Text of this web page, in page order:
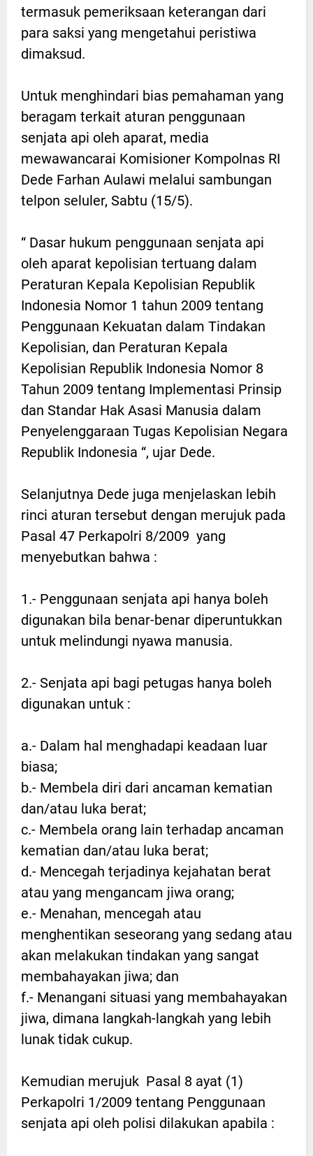
termasuk pemeriksaan keterangan dari
para saksi yang mengetahui peristiwa
dimaksud.
Untuk menghindari bias pemahaman yang
beragam terkait aturan penggunaan
senjata api oleh aparat, media
mewawancarai Komisioner Kompolnas RI
Dede Farhan Aulawi melalui sambungan
telpon seluler, Sabtu (15/5).
“ Dasar hukum penggunaan senjata api
oleh aparat kepolisian tertuang dalam
Peraturan Kepala Kepolisian Republik
Indonesia Nomor 1 tahun 2009 tentang
Penggunaan Kekuatan dalam Tindakan
Kepolisian, dan Peraturan Kepala
Kepolisian Republik Indonesia Nomor 8
Tahun 2009 tentang Implementasi Prinsip
dan Standar Hak Asasi Manusia dalam
Penyelenggaraan Tugas Kepolisian Negara
Republik Indonesia “, ujar Dede.
Selanjutnya Dede juga menjelaskan lebih
rinci aturan tersebut dengan merujuk pada
Pasal 47 Perkapolri 8/2009 yang
menyebutkan bahwa :
1.- Penggunaan senjata api hanya boleh
digunakan bila benar-benar diperuntukkan
untuk melindungi nyawa manusia.
2.- Senjata api bagi petugas hanya boleh
digunakan untuk :
a.- Dalam hal menghadapi keadaan luar
biasa;
b.- Membela diri dari ancaman kematian
dan/atau luka berat;
c.- Membela orang lain terhadap ancaman
kematian dan/atau luka berat;
d.- Mencegah terjadinya kejahatan berat
atau yang mengancam jiwa orang;
e.- Menahan, mencegah atau
menghentikan seseorang yang sedang atau
akan melakukan tindakan yang sangat
membahayakan jiwa; dan
f.- Menangani situasi yang membahayakan
jiwa, dimana langkah-langkah yang lebih
lunak tidak cukup.
Kemudian merujuk Pasal 8 ayat (1)
Perkapolri 1/2009 tentang Penggunaan
senjata api oleh polisi dilakukan apabila :